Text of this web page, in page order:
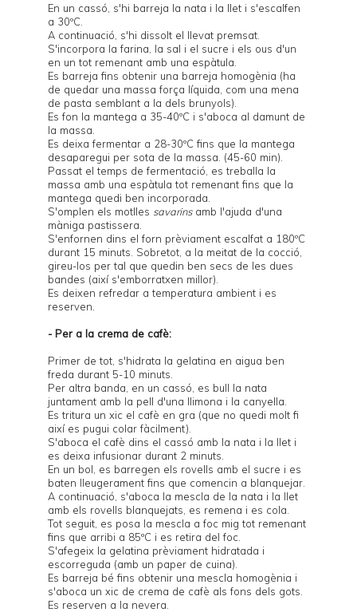
En un cassó, s'hi barreja la nata i la llet i s'escalfen
a 30ºC.
A continuació, s'hi dissolt el llevat premsat.
S'incorpora la farina, la sal i el sucre i els ous d'un
en un tot remenant amb una espàtula.
Es barreja fins obtenir una barreja homogènia (ha
de quedar una massa força líquida, com una mena
de pasta semblant a la dels brunyols).
Es fon la mantega a 35-40ºC i s'aboca al damunt de
la massa.
Es deixa fermentar a 28-30ºC fins que la mantega
desaparegui per sota de la massa. (45-60 min).
Passat el temps de fermentació, es treballa la
massa amb una espàtula tot remenant fins que la
mantega quedi ben incorporada.
S'omplen els motlles savarinsamb l'ajuda d'una
màniga pastissera.
S'enfornen dins el forn prèviament escalfat a 180ºC
durant 15 minuts. Sobretot, a la meitat de la cocció,
gireu-los per tal que quedin ben secs de les dues
bandes (així s'emborratxen millor).
Es deixen refredar a temperatura ambient i es
reserven.
- Per a la crema de cafè:
Primer de tot, s'hidrata la gelatina en aigua ben
freda durant 5-10 minuts.
Per altra banda, en un cassó, es bull la nata
juntament amb la pell d'una llimona i la canyella.
Es tritura un xic el cafè en gra (que no quedi molt fi
així es pugui colar fàcilment).
S'aboca el cafè dins el cassó amb la nata i la llet i
es deixa infusionar durant 2 minuts.
En un bol, es barregen els rovells amb el sucre i es
baten lleugerament fins que comencin a blanquejar.
A continuació, s'aboca la mescla de la nata i la llet
amb els rovells blanquejats, es remena i es cola.
Tot seguit, es posa la mescla a foc mig tot remenant
fins que arribi a 85ºC i es retira del foc.
S'afegeix la gelatina prèviament hidratada i
escorreguda (amb un paper de cuina).
Es barreja bé fins obtenir una mescla homogènia i
s'aboca un xic de crema de cafè als fons dels gots.
Es reserven a la nevera.